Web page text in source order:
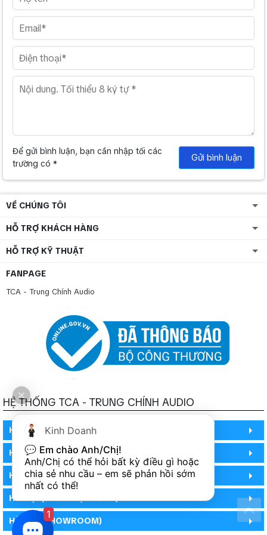
với loakaraoke.com.vn sẽ luôn nhận được mức giá tốt nhất cho sản
phẩm, bởi nhiều năm kinh doanh trong lĩnh vực thiết bị âm thanh,
chúng tôi đã tạo dựng được uy tín và thương hiệu với những nhà
sản xuất, nhà nhập khẩu để có được giá tốt nhất.
>> Bạn có thể tham khảo thêm sản phẩmloa karaoke AAD
K-410
giá tốt nhất hiện nay tại Trung Chính Audio
Để gửi bình luận, bạn cần nhập tối các
trường có *
Gửi bình luận
VỀ CHÚNG TÔI
HỖ TRỢ KHÁCH HÀNG
HỖ TRỢ KỸ THUẬT
FANPAGE
TCA - Trung Chính Audio
HỆ THỐNG TCA - TRUNG CHÍNH AUDIO
HỒ CHÍ MINH
HỒ CHÍ MINH
HỒ CHÍ MINH (PHÒNG BẢO HÀNH)
HÀ NỘI (DEMO HỆ THỐNG)
HÀ NỘI (SHOWROOM)
Kinh Doanh
💬 Em chào Anh/Chị!
Anh/Chị có thể hỏi bất kỳ điều gì hoặc
chia sẻ nhu cầu – em sẽ phản hồi sớm
nhất có thể!
1